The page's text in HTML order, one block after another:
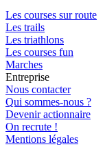
Les courses sur route
Les trails
Les triathlons
Les courses fun
Marches
Entreprise
Nous contacter
Qui sommes-nous ?
Devenir actionnaire
On recrute !
Mentions légales